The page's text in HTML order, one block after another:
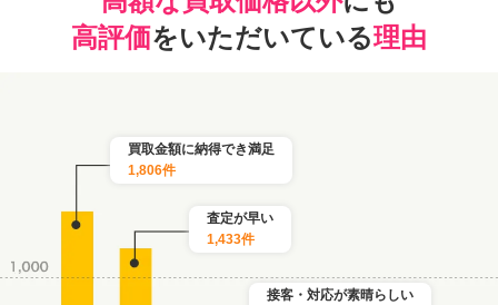
高評価をいただいている理由
買取金額に納得でき満足
1,806件
査定が早い
1,433件
接客・対応が素晴らしい